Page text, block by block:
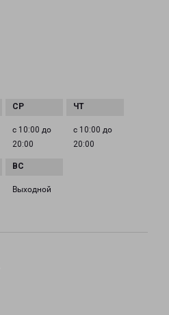
с 10:00 до
20:00
с 10:00 до
20:00
Выходной